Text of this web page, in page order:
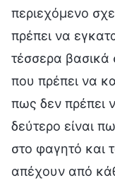
περιεχόμενο
πρέπει να
τέσσερα βασικά
που πρέπει να
πως δεν πρέπει
δεύτερο είναι
στο φαγητό και
απέχουν από